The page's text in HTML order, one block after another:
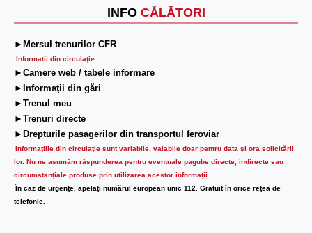
INFO CĂLĂTORI
►Mersul trenurilor CFR
Informatii din circulaţie
►Camere web / tabele informare
►Informaţii din gări
►Trenul meu
►Trenuri directe
►Drepturile pasagerilor din transportul feroviar
Informaţiile din circulaţie sunt variabile, valabile doar pentru data şi ora solicitării
lor. Nu ne asumăm răspunderea pentru eventuale pagube directe, indirecte sau
circumstanțiale produse prin utilizarea acestor informații.
În caz de urgenţe, apelaţi numărul european unic 112. Gratuit în orice reţea de
telefonie.